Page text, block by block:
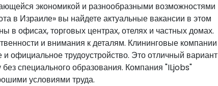
экономикой и разнообразными возможностями
в Израиле» вы найдете актуальные вакансии в этом
в офисах, торговых центрах, отелях и частных домах.
и внимания к деталям. Клининговые компании
и официальное трудоустройство. Это отличный вариант
специального образования. Компания "ILjobs"
условиями труда.